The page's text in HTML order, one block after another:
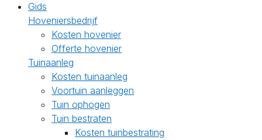
Gids
Hoveniersbedrijf
Kosten hovenier
Offerte hovenier
Tuinaanleg
Kosten tuinaanleg
Voortuin aanleggen
Tuin ophogen
Tuin bestraten
Kosten tuinbestrating